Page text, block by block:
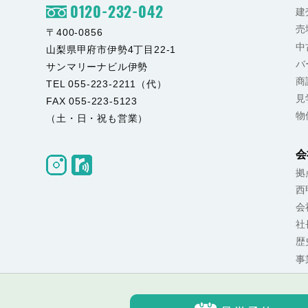
建
売
中
バ
商
物
拠
西
会
社
歴
事
0120-232-042
〒400-0856
山梨県甲府市伊勢4丁目22-1
サンマリーナビル伊勢
TEL 055-223-2211（代）
FAX 055-223-5123
（土・日・祝も営業）